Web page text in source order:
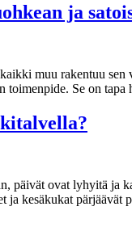
ja
muu rakentuu
Se on
päivät ovat lyhyitä
kesäkukat